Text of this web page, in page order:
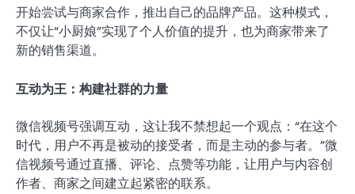
开始尝试与商家合作，推出自己的品牌产品。这种模式，
不仅让“小厨娘”实现了个人价值的提升，也为商家带来了
新的销售渠道。
互动为王：构建社群的力量
微信视频号强调互动，这让我不禁想起一个观点：“在这个
时代，用户不再是被动的接受者，而是主动的参与者。”微
信视频号通过直播、评论、点赞等功能，让用户与内容创
作者、商家之间建立起紧密的联系。